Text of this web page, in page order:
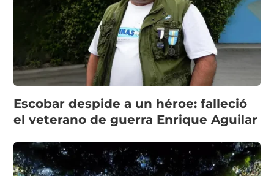
Escobar despide a un héroe: falleció
el veterano de guerra Enrique Aguilar